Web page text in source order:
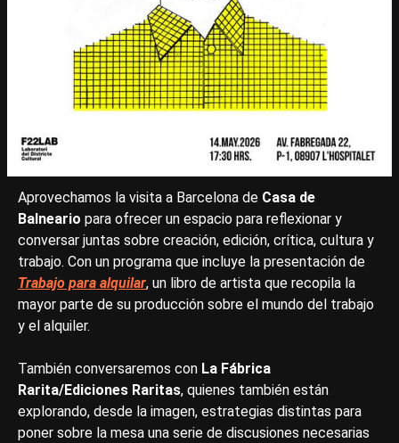
Aprovechamos la visita a Barcelona de Casa de
Balneario para ofrecer un espacio para reflexionar y
conversar juntas sobre creación, edición, crítica, cultura y
trabajo. Con un programa que incluye la presentación de
Trabajo para alquilar, un libro de artista que recopila la
mayor parte de su producción sobre el mundo del trabajo
y el alquiler.
También conversaremos con La Fábrica
Rarita/Ediciones Raritas, quienes también están
explorando, desde la imagen, estrategias distintas para
poner sobre la mesa una serie de discusiones necesarias